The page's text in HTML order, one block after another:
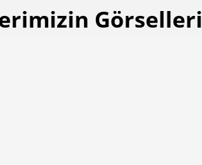
Görselleri